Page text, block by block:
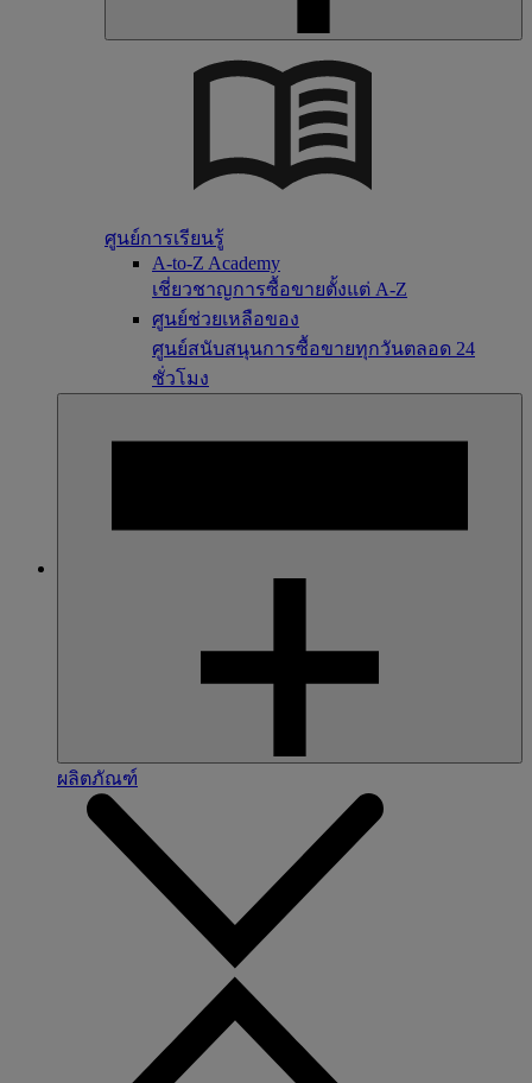
ศูนย์การเรียนรู้
A-to-Z Academy
เชี่ยวชาญการซื้อขายตั้งแต่ A-Z
ศูนย์ช่วยเหลือของ
ศูนย์สนับสนุนการซื้อขายทุกวันตลอด 24
ชั่วโมง
ผลิตภัณฑ์